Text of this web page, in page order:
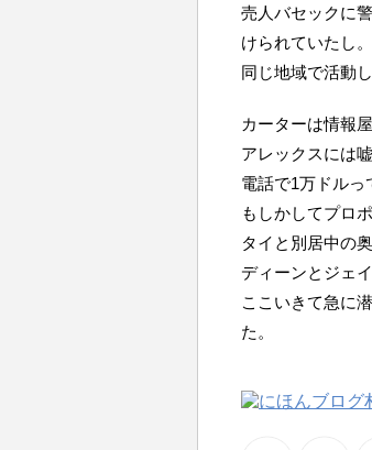
売人バセックに
けられていたし
同じ地域で活動
カーターは情報
アレックスには
電話で1万ドルっ
もしかしてプロ
タイと別居中の
ディーンとジェ
ここいきて急に
た。